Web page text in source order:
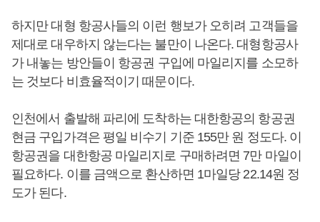
하지만 대형 항공사들의 이런 행보가 오히려 고객들을
제대로 대우하지 않는다는 불만이 나온다. 대형항공사
가 내놓는 방안들이 항공권 구입에 마일리지를 소모하
는 것보다 비효율적이기 때문이다.
인천에서 출발해 파리에 도착하는 대한항공의 항공권
현금 구입가격은 평일 비수기 기준 155만 원 정도다. 이
항공권을 대한항공 마일리지로 구매하려면 7만 마일이
필요하다. 이를 금액으로 환산하면 1마일당 22.14원 정
도가 된다.